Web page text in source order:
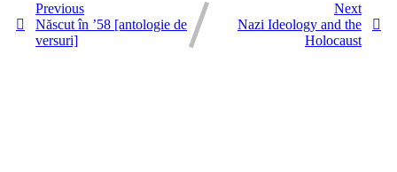
Previous
Născut în ’58 [antologie de
versuri]
Next
Nazi Ideology and the
Holocaust